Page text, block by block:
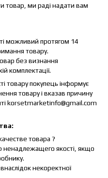
товар, ми раді надати вам
можливий протягом 14
товару.
без визнання
комплектації.
товару покупець інформує
товару і вказав причину
korsetmarketinfo@gmail.com
товара ?
якості, якщо
некоректної